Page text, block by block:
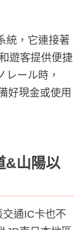
統，它連接著
遊客提供便捷
レール時，
好現金或使用
&山陽以
通IC卡也不